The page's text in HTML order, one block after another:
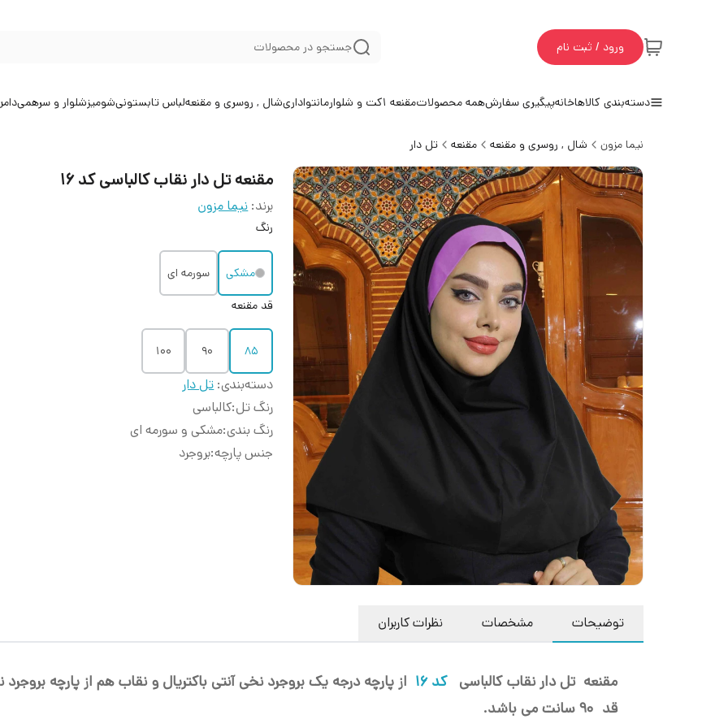
ورود / ثبت نام جستجو در محصولات
دسته‌بندی کالاهاخانهپیگیری سفارشهمه محصولاتمقنعه 1 کت و شلوارمانتواداریشال , روسری و مقنعهلباس تابستونیشومیزشلوار و سرهمی
نیما مزون شال , روسری و مقنعه مقنعه تل دار
مقنعه تل دار نقاب کالباسی کد 16
برند: نیما مزون
رنگ
مشکی
سورمه ای
قد مقنعه
85
90
100
دسته‌بندی:تل دار
رنگ تل:کالباسی
رنگ بندی:مشکی و سورمه ای
جنس پارچه:بروجرد
توضیحات مشخصات نظرات کاربران
مقنعه تل دار نقاب کالباسیکد 16
از پارچه درجه یک بروجرد نخی آنتی باکتریال و نقاب هم از پارچه
قد 90 سانت می باشد.